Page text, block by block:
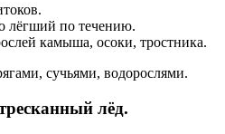
лёгший по течению.
камыша, осоки, тростника.
сучьями, водорослями.
лёд.